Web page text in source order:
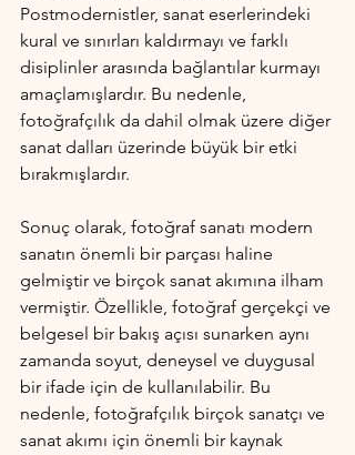
Postmodernistler, sanat eserlerindeki
kural ve sınırları kaldırmayı ve farklı
disiplinler arasında bağlantılar kurmayı
amaçlamışlardır. Bu nedenle,
fotoğrafçılık da dahil olmak üzere diğer
sanat dalları üzerinde büyük bir etki
bırakmışlardır.
Sonuç olarak, fotoğraf sanatı modern
sanatın önemli bir parçası haline
gelmiştir ve birçok sanat akımına ilham
vermiştir. Özellikle, fotoğraf gerçekçi ve
belgesel bir bakış açısı sunarken aynı
zamanda soyut, deneysel ve duygusal
bir ifade için de kullanılabilir. Bu
nedenle, fotoğrafçılık birçok sanatçı ve
sanat akımı için önemli bir kaynak